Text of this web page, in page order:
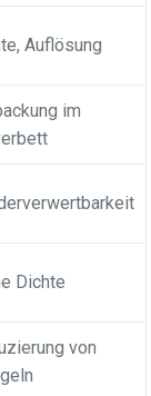
Auflösung
im
Dichte
von